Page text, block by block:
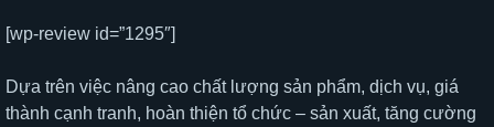
[wp-review id=”1295″]
Dựa trên việc nâng cao chất lượng sản phẩm, dịch vụ, giá
thành cạnh tranh, hoàn thiện tổ chức – sản xuất, tăng cường